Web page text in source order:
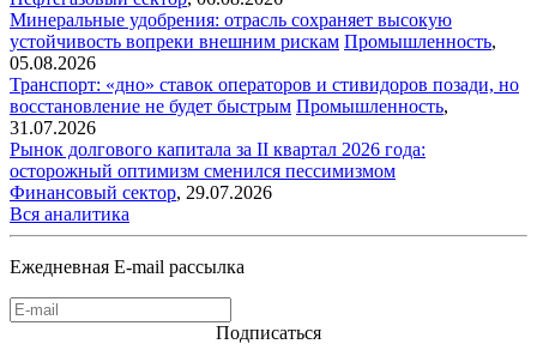
Минеральные удобрения: отрасль сохраняет высокую
устойчивость вопреки внешним рискам Промышленность,
05.08.2026
Транспорт: «дно» ставок операторов и стивидоров позади, но
восстановление не будет быстрым Промышленность,
31.07.2026
Рынок долгового капитала за II квартал 2026 года:
осторожный оптимизм сменился пессимизмом
Финансовый сектор, 29.07.2026
Вся аналитика
Ежедневная E-mail рассылка
Подписаться